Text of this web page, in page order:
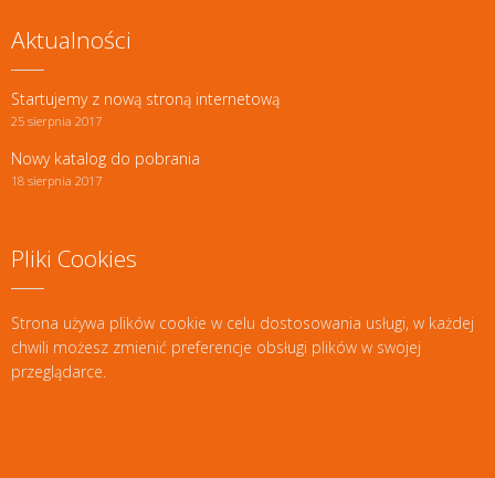
Aktualności
Startujemy z nową stroną internetową
25 sierpnia 2017
Nowy katalog do pobrania
18 sierpnia 2017
Pliki Cookies
Strona używa plików cookie w celu dostosowania usługi, w każdej
chwili możesz zmienić preferencje obsługi plików w swojej
przeglądarce.